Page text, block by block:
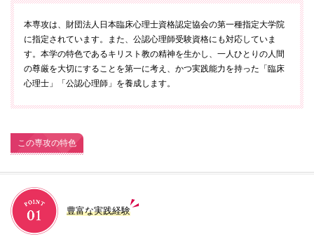
お問い合わせ 交通アクセス
本専攻は、財団法人日本臨床心理士資格認定協会の第一種指定大学院
に指定されています。また、公認心理師受験資格にも対応していま
す。本学の特色であるキリスト教の精神を生かし、一人ひとりの人間
の尊厳を大切にすることを第一に考え、かつ実践能力を持った「臨床
心理士」「公認心理師」を養成します。
この専攻の特色
豊富な実践経験